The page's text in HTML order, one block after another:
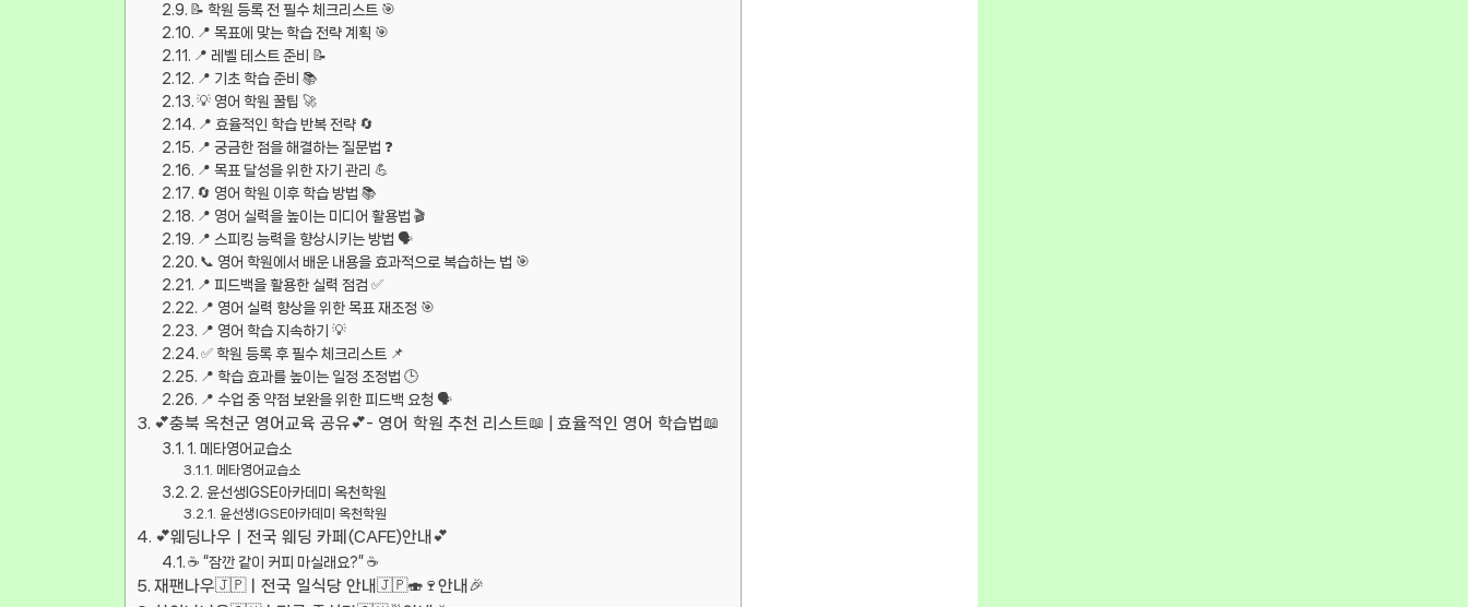
📝 학원 등록 전 필수 체크리스트 🎯
📍 목표에 맞는 학습 전략 계획 🎯
📍 레벨 테스트 준비 📝
📍 기초 학습 준비 📚
💡 영어 학원 꿀팁 🚀
📍 효율적인 학습 반복 전략 🔄
📍 궁금한 점을 해결하는 질문법 ❓
📍 목표 달성을 위한 자기 관리 💪
🔄 영어 학원 이후 학습 방법 📚
📍 영어 실력을 높이는 미디어 활용법 🎬
📍 스피킹 능력을 향상시키는 방법 🗣️
📞 영어 학원에서 배운 내용을 효과적으로 복습하는 법 🎯
📍 피드백을 활용한 실력 점검 ✅
📍 영어 실력 향상을 위한 목표 재조정 🎯
📍 영어 학습 지속하기 💡
✅ 학원 등록 후 필수 체크리스트 📌
📍 학습 효과를 높이는 일정 조정법 🕒
📍 수업 중 약점 보완을 위한 피드백 요청 🗣️
💕충북 옥천군 영어교육 공유💕- 영어 학원 추천 리스트📖 | 효율적인 영어 학습법📖
1. 메타영어교습소
메타영어교습소
2. 윤선생IGSE아카데미 옥천학원
윤선생IGSE아카데미 옥천학원
💕웨딩나우ㅣ전국 웨딩 카페(CAFE)안내💕
☕ “잠깐 같이 커피 마실래요?” ☕
재팬나우🇯🇵ㅣ전국 일식당 안내🇯🇵🍣🍷안내🎉